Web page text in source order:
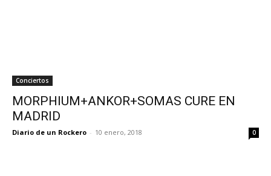
Conciertos
MORPHIUM+ANKOR+SOMAS CURE EN
MADRID
Diario de un Rockero - 10 enero, 2018 0